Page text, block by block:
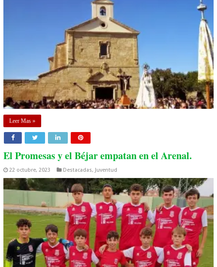
Leer Mas »
El Promesas y el Béjar empatan en el Arenal.
22 octubre, 2023 Destacadas, Juventud